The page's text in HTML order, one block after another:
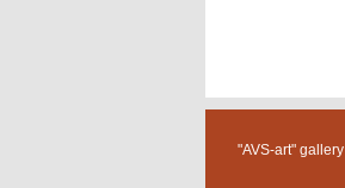
"AVS-art" gallery